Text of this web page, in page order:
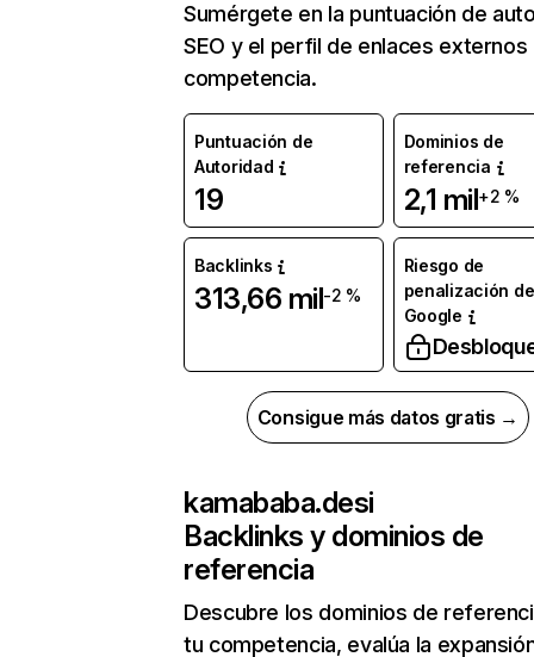
Sumérgete en la puntuación de
SEO y el perfil de enlaces externos
competencia.
Puntuación de
Autoridad
19
Dominios de
referencia
2,1 mil+2 %
Backlinks
313,66 mil-2 %
Riesgo de
penalización de
Google
Consigue más datos gratis →
kamababa.desi
Backlinks y dominios de
referencia
Descubre los dominios de
tu competencia, evalúa la